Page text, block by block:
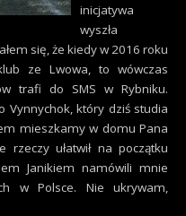
inicjatywa
wyszła
się, że kiedy w 2016 roku
ze Lwowa, to wówczas
trafi do SMS w Rybniku.
Vynnychok, który dziś studia
mieszkamy w domu Pana
ułatwił na początku
Janikiem namówili mnie
w Polsce. Nie ukrywam,